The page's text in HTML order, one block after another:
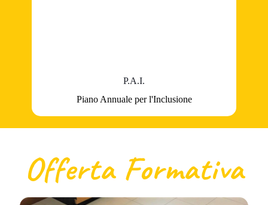
P.A.I.
Piano Annuale per l'Inclusione
Offerta Formativa